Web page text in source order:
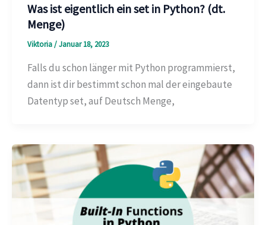
Was ist eigentlich ein set in Python? (dt.
Menge)
Viktoria/Januar 18, 2023
Falls du schon länger mit Python programmierst,
dann ist dir bestimmt schon mal der eingebaute
Datentyp set, auf Deutsch Menge,